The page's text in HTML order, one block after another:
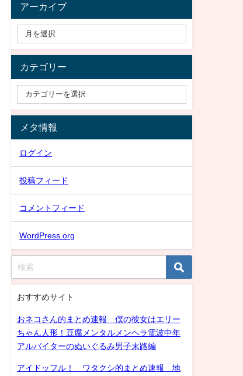
アーカイブ
カテゴリー
メタ情報
ログイン
投稿フィード
コメントフィード
WordPress.org
おすすめサイト
おネコさん的まとめ速報 僕の彼女はエリー
ちゃん人形！豆腐メンタルメンヘラ電波中年
アルバイターのぬいぐるみ男子末路編
アイドッフル！ ワタクシ的まとめ速報 地